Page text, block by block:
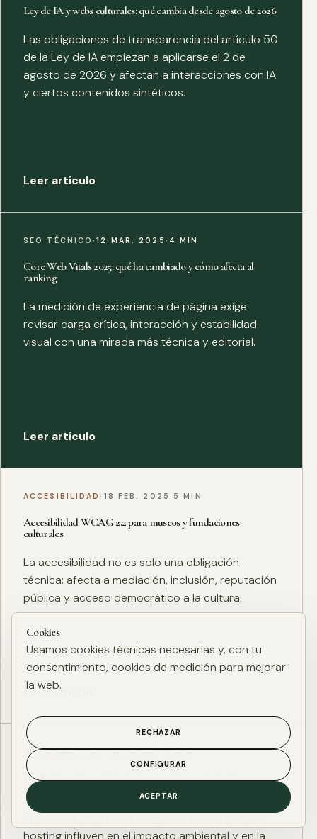
Ley de IA y webs culturales: qué cambia desde agosto de 2026
Las obligaciones de transparencia del artículo 50
de la Ley de IA empiezan a aplicarse el 2 de
agosto de 2026 y afectan a interacciones con IA
y ciertos contenidos sintéticos.
Leer artículo
SEO TÉCNICO·12 MAR. 2025 · 4 MIN
Core Web Vitals 2025: qué ha cambiado y cómo afecta al
ranking
La medición de experiencia de página exige
revisar carga crítica, interacción y estabilidad
visual con una mirada más técnica y editorial.
Leer artículo
ACCESIBILIDAD · 18 FEB. 2025 · 5 MIN
Accesibilidad WCAG 2.2 para museos y fundaciones
culturales
La accesibilidad no es solo una obligación
técnica: afecta a mediación, inclusión, reputación
pública y acceso democrático a la cultura.
Leer artículo
ESG DIGITAL·27 ENE. 2025·4 MIN
Huella de carbono digital: cómo medir y reducir el impacto
ESG de una web
El peso de página, las imágenes, los scripts y el
hosting influyen en el impacto ambiental y en la
Cookies
Usamos cookies técnicas necesarias y, con tu
consentimiento, cookies de medición para mejorar
la web.
RECHAZAR
CONFIGURAR
ACEPTAR